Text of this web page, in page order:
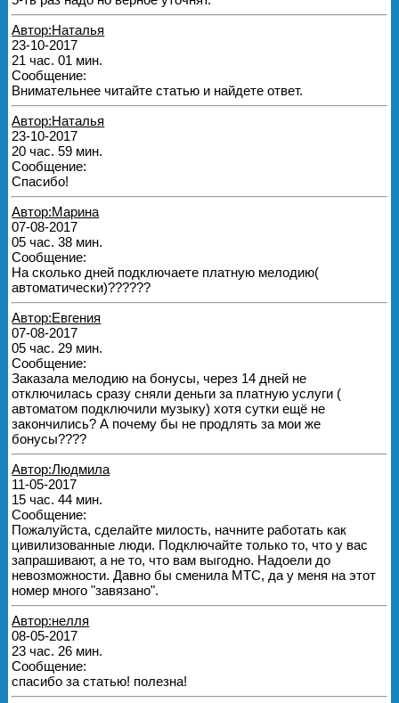
Автор:Наталья
23-10-2017
21 час. 01 мин.
Сообщение:
Внимательнее читайте статью и найдете ответ.
Автор:Наталья
23-10-2017
20 час. 59 мин.
Сообщение:
Спасибо!
Автор:Марина
07-08-2017
05 час. 38 мин.
Сообщение:
На сколько дней подключаете платную мелодию(
автоматически)??????
Автор:Евгения
07-08-2017
05 час. 29 мин.
Сообщение:
Заказала мелодию на бонусы, через 14 дней не
отключилась сразу сняли деньги за платную услуги (
автоматом подключили музыку) хотя сутки ещё не
закончились? А почему бы не продлять за мои же
бонусы????
Автор:Людмила
11-05-2017
15 час. 44 мин.
Сообщение:
Пожалуйста, сделайте милость, начните работать как
цивилизованные люди. Подключайте только то, что у вас
запрашивают, а не то, что вам выгодно. Надоели до
невозможности. Давно бы сменила МТС, да у меня на этот
номер много "завязано".
Автор:нелля
08-05-2017
23 час. 26 мин.
Сообщение:
спасибо за статью! полезна!